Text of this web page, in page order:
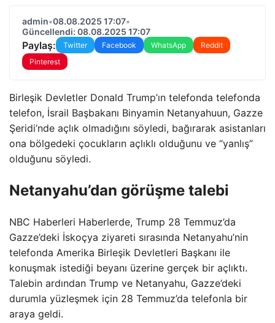
admin•08.08.2025 17:07•
Güncellendi: 08.08.2025 17:07
Paylaş: Twitter Facebook WhatsApp
Reddit
Pinterest
Birleşik Devletler Donald Trump’ın telefonda telefonda
telefon, İsrail Başbakanı Binyamin Netanyahuun, Gazze
Şeridi’nde açlık olmadığını söyledi, bağırarak asistanları
ona bölgedeki çocukların açlıklı olduğunu ve “yanlış”
olduğunu söyledi.
Netanyahu’dan görüşme talebi
NBC Haberleri Haberlerde, Trump 28 Temmuz’da
Gazze’deki İskoçya ziyareti sırasında Netanyahu’nin
telefonda Amerika Birleşik Devletleri Başkanı ile
konuşmak istediği beyanı üzerine gerçek bir açlıktı.
Talebin ardından Trump ve Netanyahu, Gazze’deki
durumla yüzleşmek için 28 Temmuz’da telefonla bir
araya geldi.